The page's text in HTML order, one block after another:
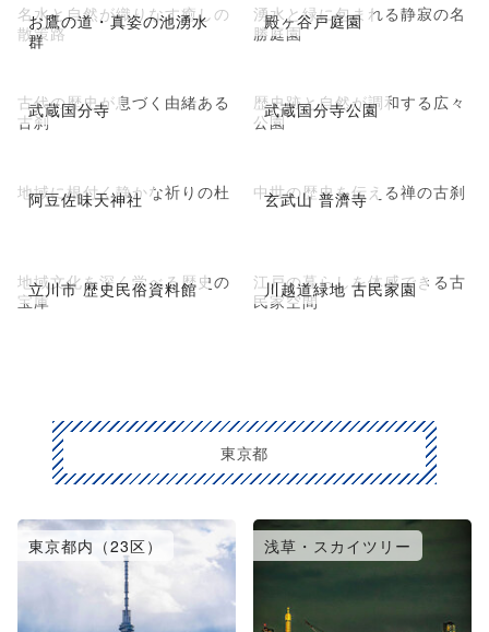
お鷹の道・真姿の池湧水
群
名水と自然が織りなす癒しの
散策路
殿ヶ谷戸庭園
湧水と緑に包まれる静寂の名
勝庭園
武蔵国分寺
古代の歴史が息づく由緒ある
古刹
武蔵国分寺公園
歴史跡と自然が調和する広々
公園
阿豆佐味天神社
地域に根付く静かな祈りの杜 玄武山 普濟寺
中世の歴史を伝える禅の古刹
立川市 歴史民俗資料館
地域文化を深く学べる歴史の
宝庫
川越道緑地 古民家園
江戸の暮らしを体感できる古
民家空間
東京都
東京都内（23区） 浅草・スカイツリー